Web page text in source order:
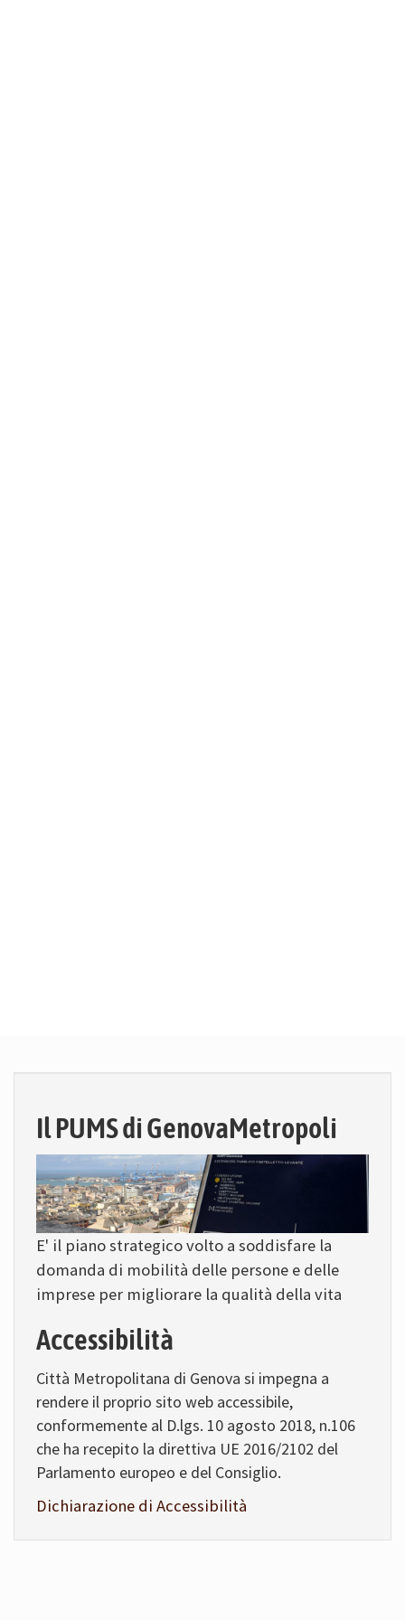
Il PUMS di GenovaMetropoli
E' il piano strategico volto a soddisfare la
domanda di mobilità delle persone e delle
imprese per migliorare la qualità della vita
Accessibilità
Città Metropolitana di Genova si impegna a
rendere il proprio sito web accessibile,
conformemente al D.lgs. 10 agosto 2018, n.106
che ha recepito la direttiva UE 2016/2102 del
Parlamento europeo e del Consiglio.
Dichiarazione di Accessibilità